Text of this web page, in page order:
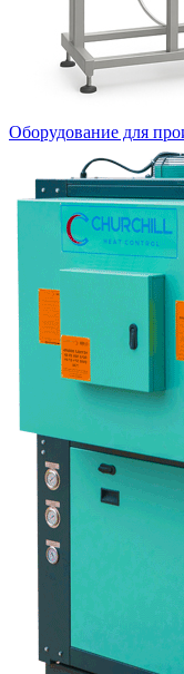
Оборудование для